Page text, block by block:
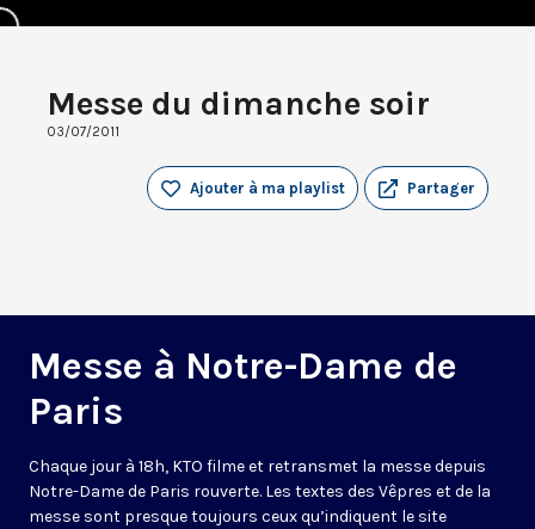
Messe du dimanche soir
03/07/2011
Partager
Ajouter à ma playlist
Messe à Notre-Dame de
Paris
Chaque jour à 18h, KTO filme et retransmet la messe depuis
Notre-Dame de Paris rouverte. Les textes des Vêpres et de la
messe sont presque toujours ceux qu’indiquent le site